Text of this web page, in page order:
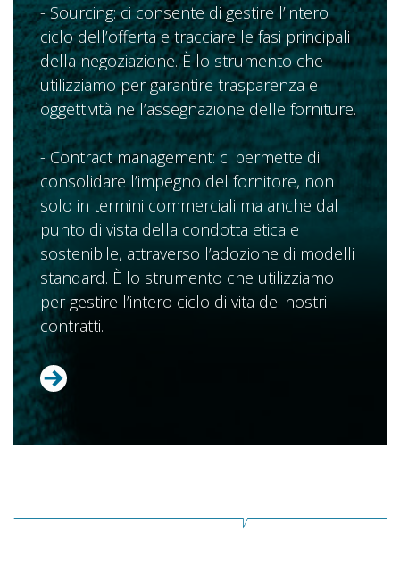
- Sourcing: ci consente di gestire l’intero
ciclo dell’offerta e tracciare le fasi principali
della negoziazione. È lo strumento che
utilizziamo per garantire trasparenza e
oggettività nell’assegnazione delle forniture.
- Contract management: ci permette di
consolidare l’impegno del fornitore, non
solo in termini commerciali ma anche dal
punto di vista della condotta etica e
sostenibile, attraverso l’adozione di modelli
standard. È lo strumento che utilizziamo
per gestire l’intero ciclo di vita dei nostri
contratti.